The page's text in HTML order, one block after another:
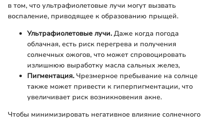
в том, что ультрафиолетовые лучи могут вызвать
воспаление, приводящее к образованию прыщей.
Ультрафиолетовые лучи.Даже когда погода
облачная, есть риск перегрева и получения
солнечных ожогов, что может спровоцировать
излишнюю выработку масла сальных желез,
Пигментация.Чрезмерное пребывание на солнце
также может привести к гиперпигментации, что
увеличивает риск возникновения акне.
Чтобы минимизировать негативное влияние солнечного